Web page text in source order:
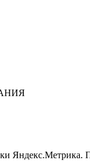
Яндекс.Метрика.